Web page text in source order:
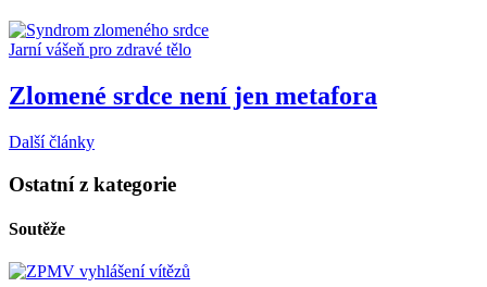
Jarní vášeň pro zdravé tělo
Zlomené srdce není jen metafora
Další články
Ostatní z kategorie
Soutěže